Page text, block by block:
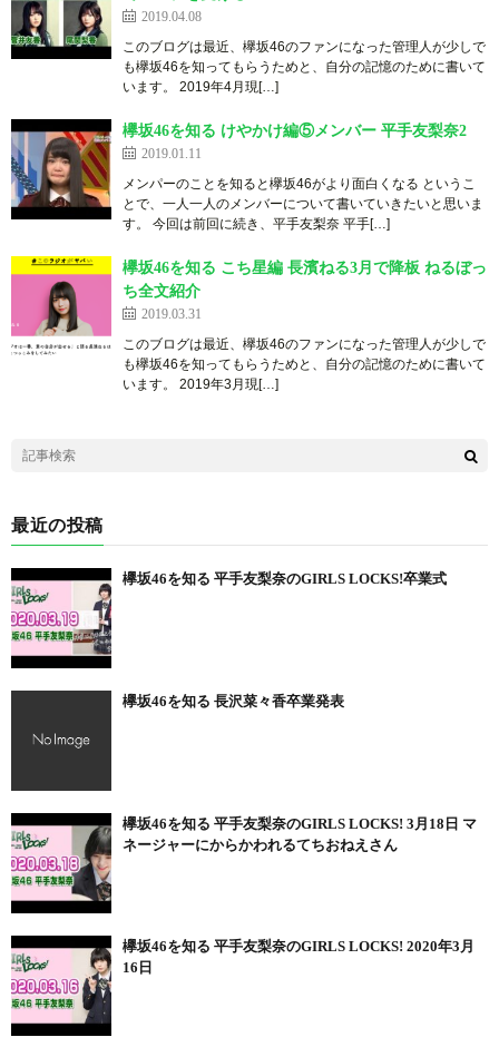
2019.04.08
このブログは最近、欅坂46のファンになった管理人が少しで
も欅坂46を知ってもらうためと、自分の記憶のために書いて
います。 20 1 9 年 4月 現 […]
欅坂46を知る けやかけ編⑤メンバー 平手友梨奈2
2019.01.11
メンパーのことを知ると欅坂46がより面白くなる というこ
とで、一人一人のメンバーについて書いていきたいと思いま
す。 今回は前回に続き、平手友梨奈 平手[…]
欅坂46を知る こち星編 長濱ねる3月で降板 ねるぼっ
ち全文紹介
2019.03.31
このブログは最近、欅坂46のファンになった管理人が少しで
も欅坂46を知ってもらうためと、自分の記憶のために書いて
います。 20 1 9 年 3月 現 […]
最近の投稿
欅坂46を知る 平手友梨奈のGIRLS LOCKS!卒業式
欅坂46を知る 長沢菜々香卒業発表
欅坂46を知る 平手友梨奈のGIRLS LOCKS! 3月18日 マ
ネージャーにからかわれるてちおねえさん
欅坂46を知る 平手友梨奈のGIRLS LOCKS! 2020年3月
16日